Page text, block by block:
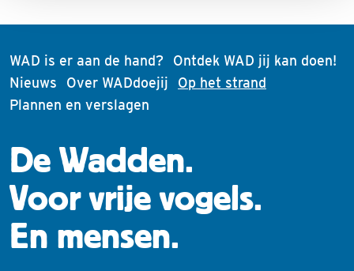
WAD is er aan de hand?
Ontdek WAD jij kan doen!
Nieuws
Over WADdoejij Op het strand
Plannen en verslagen
De Wadden.
Voor vrije vogels.
En mensen.